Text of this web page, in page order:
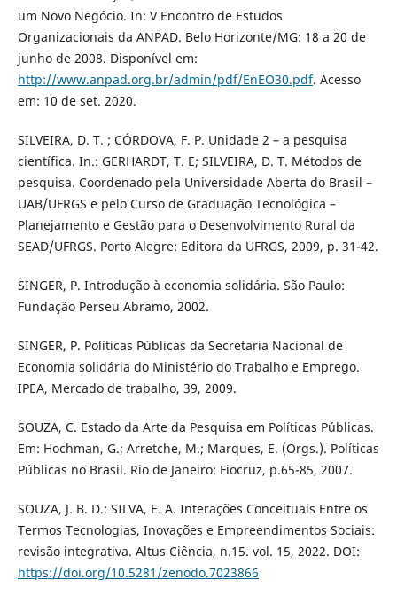
um Novo Negócio. In: V Encontro de Estudos
Organizacionais da ANPAD. Belo Horizonte/MG: 18 a 20 de
junho de 2008. Disponível em:
http://www.anpad.org.br/admin/pdf/EnEO30.pdf. Acesso
em: 10 de set. 2020.
SILVEIRA, D. T. ; CÓRDOVA, F. P. Unidade 2 – a pesquisa
científica. In.: GERHARDT, T. E; SILVEIRA, D. T. Métodos de
pesquisa. Coordenado pela Universidade Aberta do Brasil –
UAB/UFRGS e pelo Curso de Graduação Tecnológica –
Planejamento e Gestão para o Desenvolvimento Rural da
SEAD/UFRGS. Porto Alegre: Editora da UFRGS, 2009, p. 31-42.
SINGER, P. Introdução à economia solidária. São Paulo:
Fundação Perseu Abramo, 2002.
SINGER, P. Políticas Públicas da Secretaria Nacional de
Economia solidária do Ministério do Trabalho e Emprego.
IPEA, Mercado de trabalho, 39, 2009.
SOUZA, C. Estado da Arte da Pesquisa em Políticas Públicas.
Em: Hochman, G.; Arretche, M.; Marques, E. (Orgs.). Políticas
Públicas no Brasil. Rio de Janeiro: Fiocruz, p.65-85, 2007.
SOUZA, J. B. D.; SILVA, E. A. Interações Conceituais Entre os
Termos Tecnologias, Inovações e Empreendimentos Sociais:
revisão integrativa. Altus Ciência, n.15. vol. 15, 2022. DOI:
https://doi.org/10.5281/zenodo.7023866